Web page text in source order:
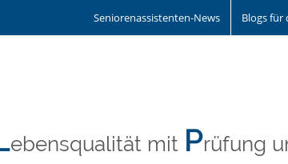
Seniorenassistenten-News Blogs für
ebensqualität mit Prüfung